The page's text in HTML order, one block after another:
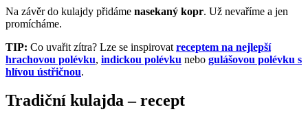
Na závěr do kulajdy přidáme nasekaný kopr. Už nevaříme a jen
promícháme.
TIP: Co uvařit zítra? Lze se inspirovat receptem na nejlepší
hrachovou polévku, indickou polévku nebo gulášovou polévku s
hlívou ústřičnou.
Tradiční kulajda – recept